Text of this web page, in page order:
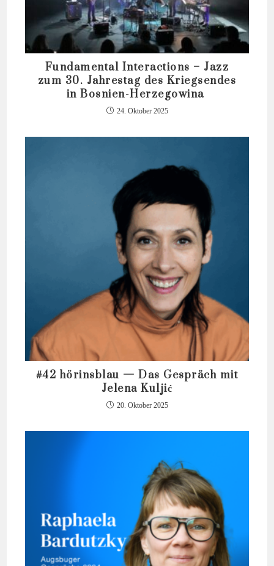
Fundamental Interactions – Jazz
zum 30. Jahrestag des Kriegsendes
in Bosnien-Herzegowina
24. Oktober 2025
#42 hörinsblau — Das Gespräch mit
Jelena Kuljić
20. Oktober 2025